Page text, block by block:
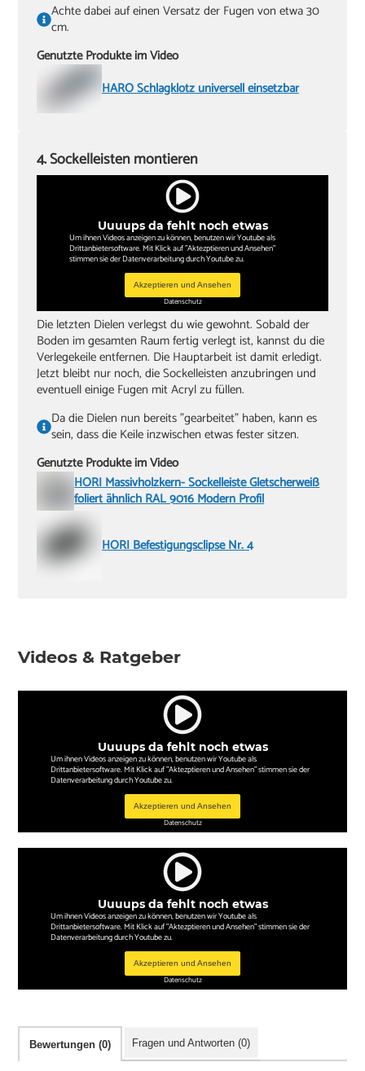
Achte dabei auf einen Versatz der Fugen von etwa 30
cm.
Genutzte Produkte im Video
HARO Schlagklotz universell einsetzbar
Uuuups da fehlt noch etwas
Um ihnen Videos anzeigen zu können, benutzen wir Youtube als
Drittanbietersoftware. Mit Klick auf "Aktezptieren und Ansehen"
stimmen sie der Datenverarbeitung durch Youtube zu.
Akzeptieren und Ansehen
Datenschutz
4. Sockelleisten montieren
Die letzten Dielen verlegst du wie gewohnt. Sobald der
Boden im gesamten Raum fertig verlegt ist, kannst du die
Verlegekeile entfernen. Die Hauptarbeit ist damit erledigt.
Jetzt bleibt nur noch, die Sockelleisten anzubringen und
eventuell einige Fugen mit Acryl zu füllen.
Da die Dielen nun bereits "gearbeitet" haben, kann es
sein, dass die Keile inzwischen etwas fester sitzen.
Genutzte Produkte im Video
HORI Massivholzkern- Sockelleiste Gletscherweiß
foliert ähnlich RAL 9016 Modern Profil
HORI Befestigungsclipse Nr. 4
Videos & Ratgeber
Uuuups da fehlt noch etwas
Um ihnen Videos anzeigen zu können, benutzen wir Youtube als
Drittanbietersoftware. Mit Klick auf "Aktezptieren und Ansehen" stimmen sie der
Datenverarbeitung durch Youtube zu.
Akzeptieren und Ansehen
Datenschutz
Uuuups da fehlt noch etwas
Um ihnen Videos anzeigen zu können, benutzen wir Youtube als
Drittanbietersoftware. Mit Klick auf "Aktezptieren und Ansehen" stimmen sie der
Datenverarbeitung durch Youtube zu.
Akzeptieren und Ansehen
Datenschutz
Bewertungen (0) Fragen und Antworten (0)